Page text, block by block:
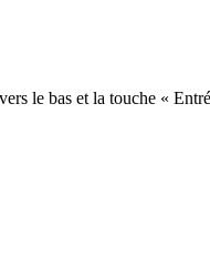
le bas et la touche «